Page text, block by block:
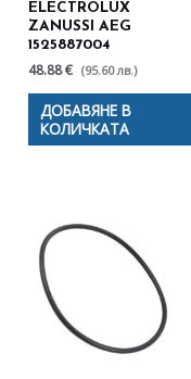
ELECTROLUX
ZANUSSI AEG
1525887004
48.88 € (95.60 лв.)
ДОБАВЯНЕ В
КОЛИЧКАТА